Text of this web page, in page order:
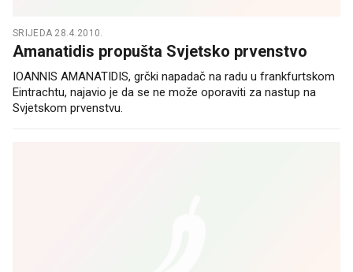
SRIJEDA 28.4.2010.
Amanatidis propušta Svjetsko prvenstvo
IOANNIS AMANATIDIS, grčki napadač na radu u frankfurtskom
Eintrachtu, najavio je da se ne može oporaviti za nastup na
Svjetskom prvenstvu.